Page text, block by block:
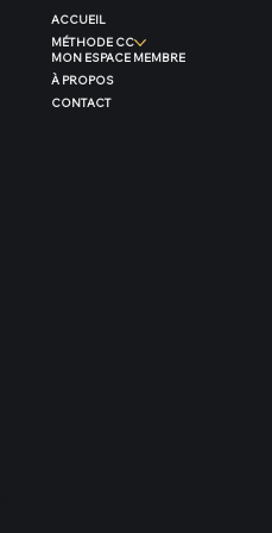
ACCUEIL
MÉTHODE CC
MON ESPACE MEMBRE
À PROPOS
CONTACT